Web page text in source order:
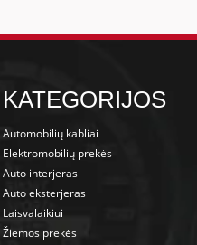
KATEGORIJOS
Automobilių kabliai
Elektromobilių prekės
Auto interjeras
Auto eksterjeras
Laisvalaikiui
Žiemos prekės